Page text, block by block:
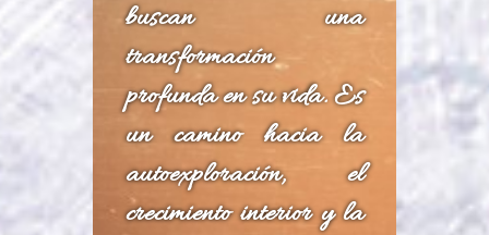
buscan una
transformación
profunda en su vida. Es
un camino hacia la
autoexploración, el
crecimiento interior y la